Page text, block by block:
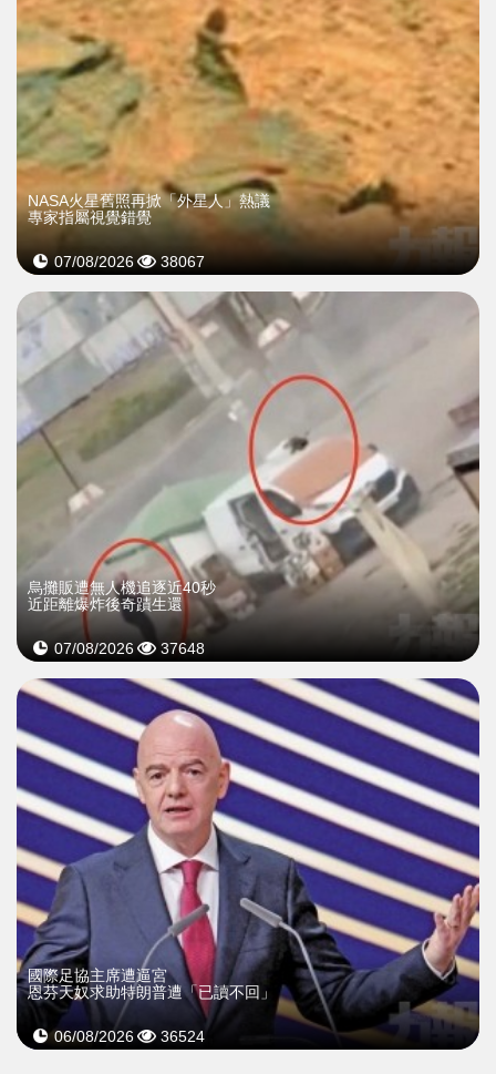
NASA火星舊照再掀「外星人」熱議
專家指屬視覺錯覺
07/08/2026 38067
烏攤販遭無人機追逐近40秒
近距離爆炸後奇蹟生還
07/08/2026 37648
國際足協主席遭逼宮
恩芬天奴求助特朗普遭「已讀不回」
06/08/2026 36524